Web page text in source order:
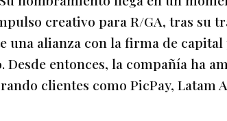
creativo para R/GA, tras su
una alianza con la firma de
entonces, la compañía ha
clientes como PicPay, Latam